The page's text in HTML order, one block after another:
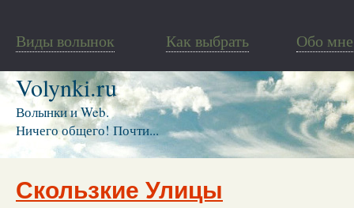
Виды волынок Как выбрать Обо мне
Volynki.ru
Волынки и Web.
Ничего общего! Почти...
Скользкие Улицы